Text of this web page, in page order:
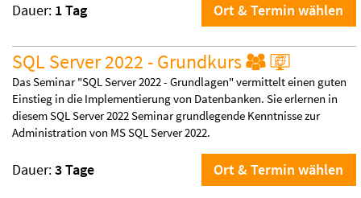
Dauer: 1 Tag Ort & Termin wählen
SQL Server 2022 - Grundkurs
Das Seminar "SQL Server 2022 - Grundlagen" vermittelt einen guten
Einstieg in die Implementierung von Datenbanken. Sie erlernen in
diesem SQL Server 2022 Seminar grundlegende Kenntnisse zur
Administration von MS SQL Server 2022.
Dauer:3 Tage Ort & Termin wählen